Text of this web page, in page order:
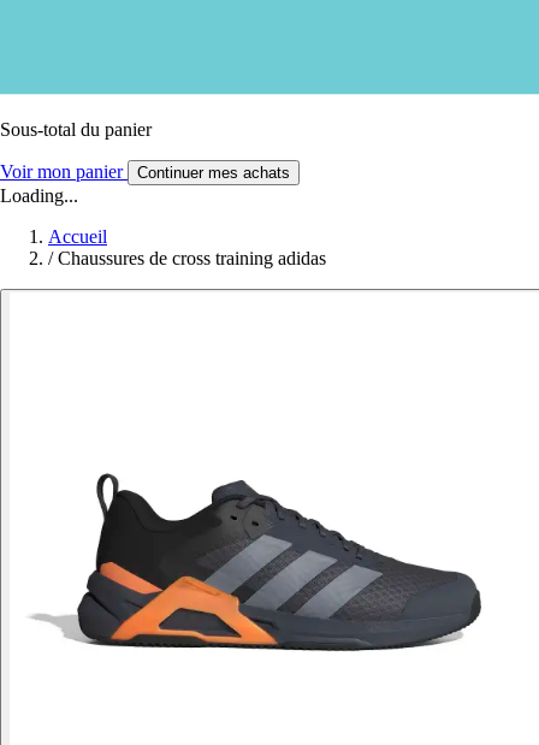
Sous-total du panier
Voir mon panier Continuer mes achats
Loading...
Accueil
/ Chaussures de cross training adidas